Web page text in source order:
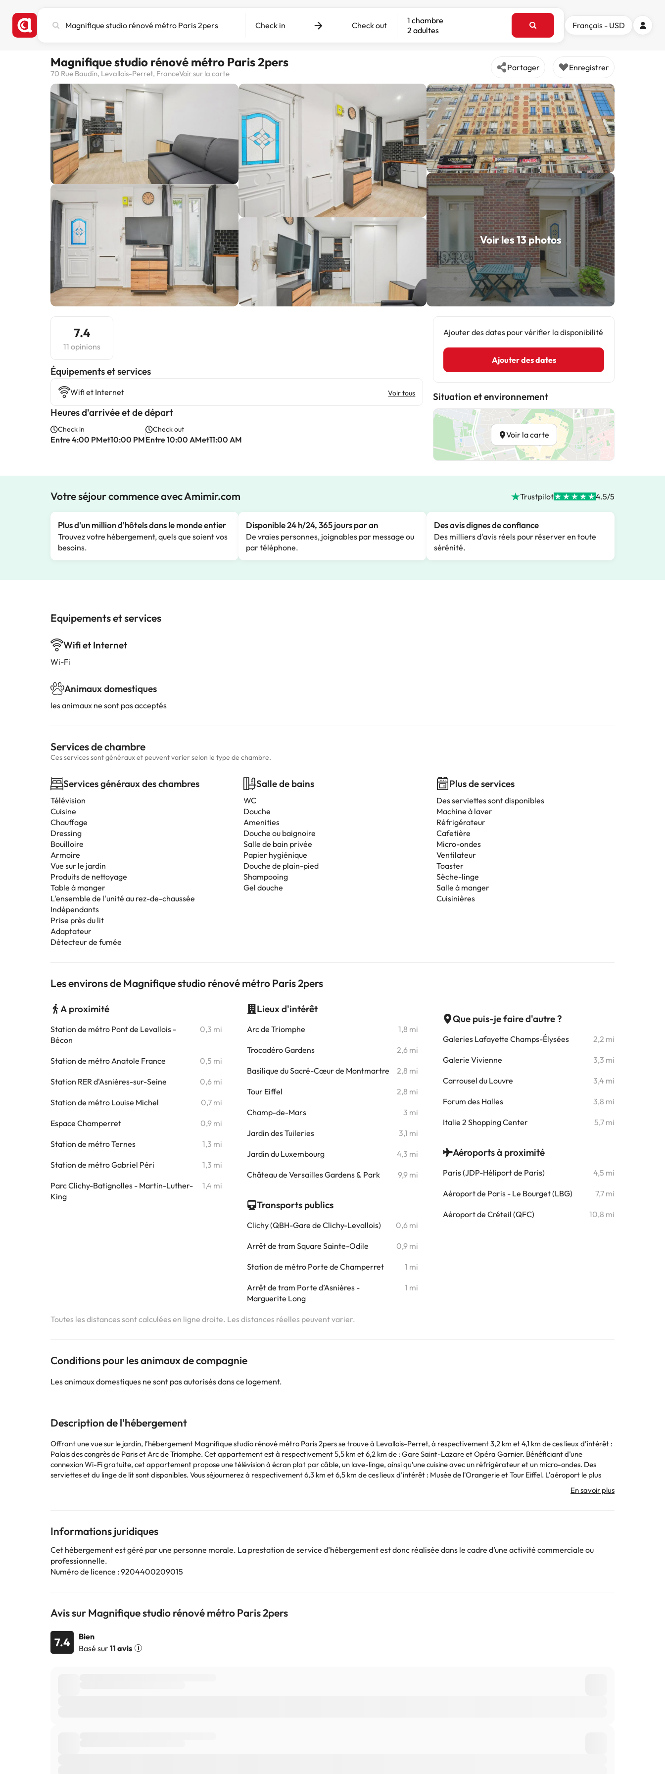
une
hôtel
ou
une
destination
Check in Check out
1 chambre
2 adultes
Français - USD
Magnifique studio rénové métro Paris 2pers
70 Rue Baudin, Levallois-Perret, FranceVoir sur la carte
Partager Enregistrer
Voir les 13 photos
7.4
11 opinions
​Équipements et services
Wifi et Internet Voir tous
Heures d'arrivée et de départ
Check in
Entre 4:00 PMet10:00 PM
Check out
Entre 10:00 AMet11:00 AM
Ajouter des dates pour vérifier la disponibilité
Ajouter des dates
Situation et environnement
Voir la carte
Votre séjour commence avec Amimir.com Trustpilot 4.5/5
Plus d'un million d'hôtels dans le monde entier
Trouvez votre hébergement, quels que soient vos
besoins.
Disponible 24 h/24, 365 jours par an
De vraies personnes, joignables par message ou
par téléphone.
Des avis dignes de confiance
Des milliers d'avis réels pour réserver en toute
sérénité.
Equipements et services
Wifi et Internet
Wi-Fi
Animaux domestiques
les animaux ne sont pas acceptés
Services de chambre
Ces services sont généraux et peuvent varier selon le type de chambre.
Services généraux des chambres
Télévision
Cuisine
Chauffage
Dressing
Bouilloire
Armoire
Vue sur le jardin
Produits de nettoyage
Table à manger
L'ensemble de l'unité au rez-de-chaussée
Indépendants
Prise près du lit
Adaptateur
Détecteur de fumée
Salle de bains
WC
Douche
Amenities
Douche ou baignoire
Salle de bain privée
Papier hygiénique
Douche de plain-pied
Shampooing
Gel douche
Plus de services
Des serviettes sont disponibles
Machine à laver
Réfrigérateur
Cafetière
Micro-ondes
Ventilateur
Toaster
Sèche-linge
Salle à manger
Cuisinières
Les environs de Magnifique studio rénové métro Paris 2pers
A proximité
Station de métro Pont de Levallois -
Bécon
0,3 mi
Station de métro Anatole France 0,5 mi
Station RER d'Asnières-sur-Seine 0,6 mi
Station de métro Louise Michel 0,7 mi
Espace Champerret 0,9 mi
Station de métro Ternes 1,3 mi
Station de métro Gabriel Péri 1,3 mi
Parc Clichy-Batignolles - Martin-Luther-
King
1,4 mi
Lieux d'intérêt
Arc de Triomphe 1,8 mi
Trocadéro Gardens 2,6 mi
Basilique du Sacré-Cœur de Montmartre 2,8 mi
Tour Eiffel 2,8 mi
Champ-de-Mars 3 mi
Jardin des Tuileries 3,1 mi
Jardin du Luxembourg 4,3 mi
Château de Versailles Gardens & Park 9,9 mi
Transports publics
Clichy (QBH-Gare de Clichy-Levallois) 0,6 mi
Arrêt de tram Square Sainte-Odile 0,9 mi
Station de métro Porte de Champerret 1 mi
Arrêt de tram Porte d’Asnières -
Marguerite Long
1 mi
Que puis-je faire d'autre ?
Galeries Lafayette Champs-Élysées 2,2 mi
Galerie Vivienne 3,3 mi
Carrousel du Louvre 3,4 mi
Forum des Halles 3,8 mi
Italie 2 Shopping Center 5,7 mi
Aéroports à proximité
Paris (JDP-Héliport de Paris) 4,5 mi
Aéroport de Paris - Le Bourget (LBG) 7,7 mi
Aéroport de Créteil (QFC) 10,8 mi
Toutes les distances sont calculées en ligne droite. Les distances réelles peuvent varier.
Conditions pour les animaux de compagnie
Les animaux domestiques ne sont pas autorisés dans ce logement.
Description de l'hébergement
Offrant une vue sur le jardin, l’hébergement Magnifique studio rénové métro Paris 2pers se trouve à Levallois-Perret, à respectivement 3,2 km et 4,1 km de ces lieux d’intérêt :
Palais des congrès de Paris et Arc de Triomphe. Cet appartement est à respectivement 5,5 km et 6,2 km de : Gare Saint-Lazare et Opéra Garnier. Bénéficiant d’une
connexion Wi-Fi gratuite, cet appartement propose une télévision à écran plat par câble, un lave-linge, ainsi qu’une cuisine avec un réfrigérateur et un micro-ondes. Des
serviettes et du linge de lit sont disponibles. Vous séjournerez à respectivement 6,3 km et 6,5 km de ces lieux d’intérêt : Musée de l'Orangerie et Tour Eiffel. L'aéroport le plus
sont susceptibles d’être modifiées par l’hébergement. Si vous avez des questions, contactez-nous.
Informations juridiques
Cet hébergement est géré par une personne morale. La prestation de service d’hébergement est donc réalisée dans le cadre d’une activité commerciale ou
professionnelle.
Numéro de licence : 9204400209015
Avis sur Magnifique studio rénové métro Paris 2pers
7.4
Bien
Basé sur11 avis